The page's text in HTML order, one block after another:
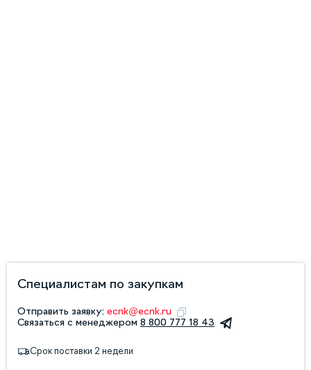
Специалистам по закупкам
Отправить заявку: ecnk@ecnk.ru
Связаться с менеджером 8 800 777 18 43
Срок поставки 2 недели